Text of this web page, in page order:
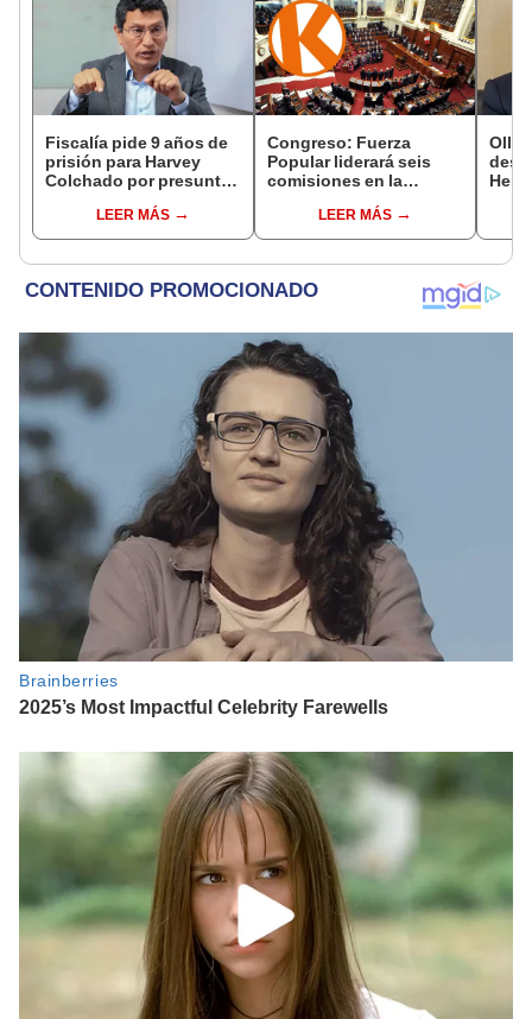
Fiscalía pide 9 años de
prisión para Harvey
Colchado por presunta
incompatible y falsedad
ideológica
LEER MÁS
Congreso: Fuerza
Popular liderará seis
comisiones en la
LEER MÁS